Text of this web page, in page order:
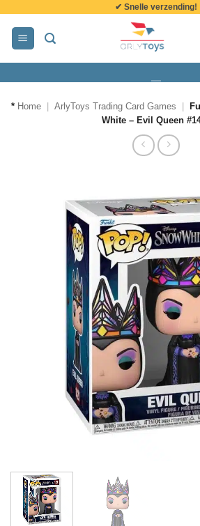
inhoud
✔ Snelle verzending!
* Home ArlyToys Trading Card Games
White – Evil Queen